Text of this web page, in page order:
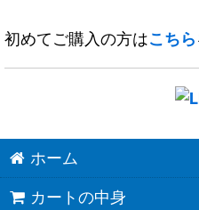
初めてご購入の方はこちら
ホーム
カートの中身